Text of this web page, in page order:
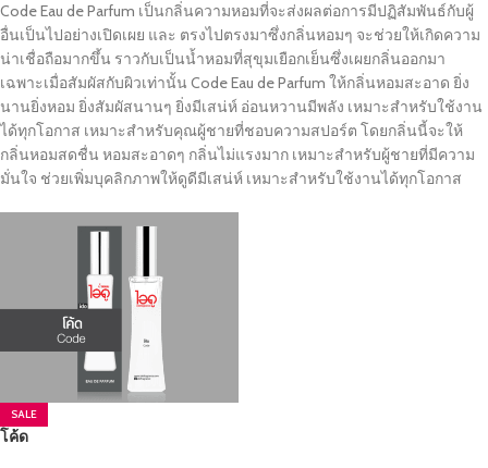
Code Eau de Parfum เป็นกลิ่นความหอมที่จะส่งผลต่อการมีปฏิสัมพันธ์กับผู้
อื่นเป็นไปอย่างเปิดเผย และ ตรงไปตรงมาซึ่งกลิ่นหอมๆ จะช่วยให้เกิดความ
น่าเชื่อถือมากขึ้น ราวกับเป็นน้ำหอมที่สุขุมเยือกเย็นซึ่งเผยกลิ่นออกมา
เฉพาะเมื่อสัมผัสกับผิวเท่านั้น Code Eau de Parfum ให้กลิ่นหอมสะอาด ยิ่ง
นานยิ่งหอม ยิ่งสัมผัสนานๆ ยิ่งมีเสน่ห์ อ่อนหวานมีพลัง เหมาะสำหรับใช้งาน
ได้ทุกโอกาส เหมาะสำหรับคุณผู้ชายที่ชอบความสปอร์ต โดยกลิ่นนี้จะให้
กลิ่นหอมสดชื่น หอมสะอาดๆ กลิ่นไม่แรงมาก เหมาะสำหรับผู้ชายที่มีความ
มั่นใจ ช่วยเพิ่มบุคลิกภาพให้ดูดีมีเสน่ห์ เหมาะสำหรับใช้งานได้ทุกโอกาส
SALE
โค้ด